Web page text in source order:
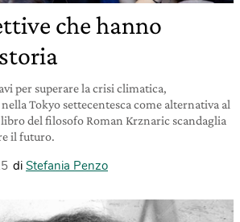
che hanno
per superare la crisi climatica,
Tokyo settecentesca come alternativa al
del filosofo Roman Krznaric scandaglia
il futuro.
di Stefania Penzo